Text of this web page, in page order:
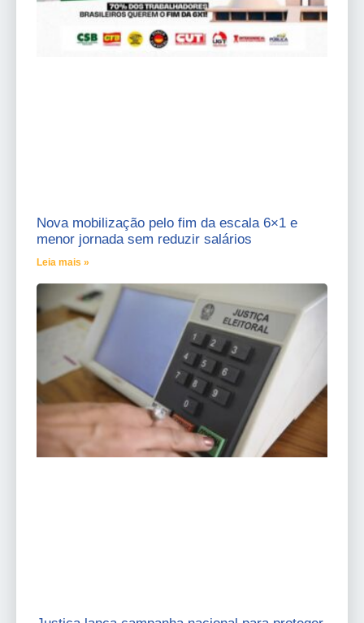
Nova mobilização pelo fim da escala 6×1 e
menor jornada sem reduzir salários
Leia mais »